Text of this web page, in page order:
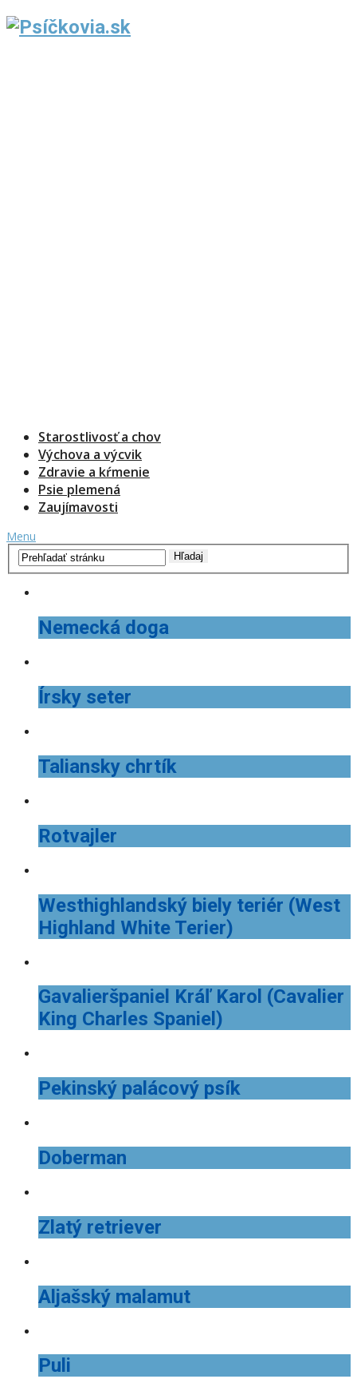
Starostlivosť a chov
Výchova a výcvik
Zdravie a kŕmenie
Psie plemená
Zaujímavosti
Menu
Nemecká doga
Írsky seter
Taliansky chrtík
Rotvajler
Westhighlandský biely teriér (West
Highland White Terier)
Gavalieršpaniel Kráľ Karol (Cavalier
King Charles Spaniel)
Pekinský palácový psík
Doberman
Zlatý retriever
Aljašský malamut
Puli